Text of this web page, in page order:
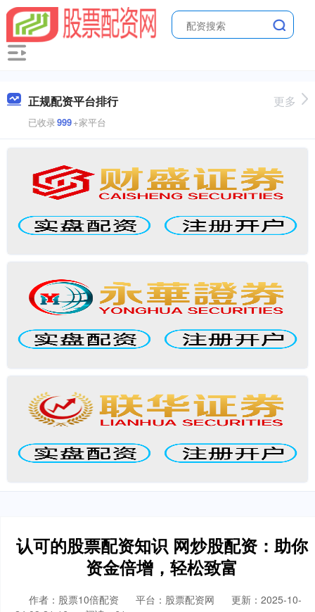
正规配资平台排行
已收录999+家平台
更多
认可的股票配资知识 网炒股配资：助你
资金倍增，轻松致富
作者：股票10倍配资 平台：股票配资网
更新：2025-10-